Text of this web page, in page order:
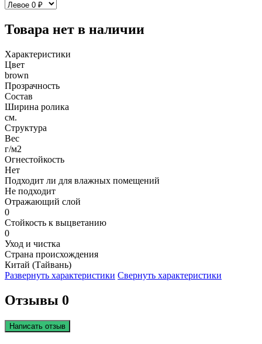
Товара нет в наличии
Характеристики
Цвет
brown
Прозрачность
Состав
Ширина ролика
см.
Структура
Вес
г/м2
Огнестойкость
Нет
Подходит ли для влажных помещений
Не подходит
Отражающий слой
0
Стойкость к выцветанию
0
Уход и чистка
Страна происхождения
Китай (Тайвань)
Развернуть характеристики Свернуть характеристики
Отзывы 0
Написать отзыв